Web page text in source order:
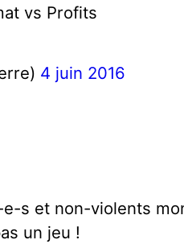
vs Profits
4 juin 2016
s et non-violents
un jeu !